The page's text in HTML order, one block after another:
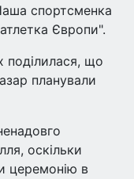
спортсменка
Європи".
поділилася, що
планували
оскільки
церемонію в